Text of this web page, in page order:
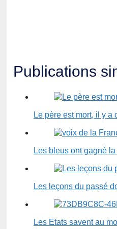
Publications
Le père est mort, il y
Les bleus ont gagné
Les leçons du passé
Les Etats savent au